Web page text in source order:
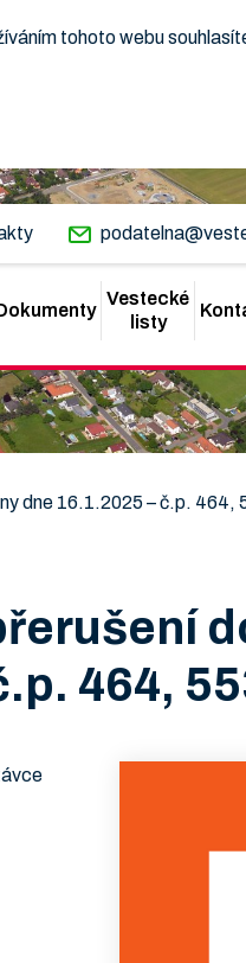
tohoto webu
Vestecké
listy
dne 16.1.2025 – č.p. 464,
464,